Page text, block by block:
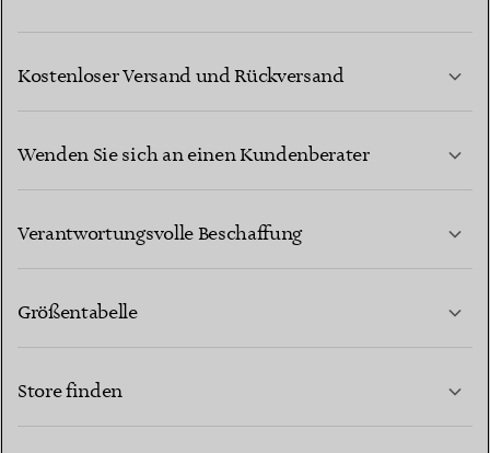
Kostenloser Versand und Rückversand
Wenden Sie sich an einen Kundenberater
Verantwortungsvolle Beschaffung
Größentabelle
Store finden